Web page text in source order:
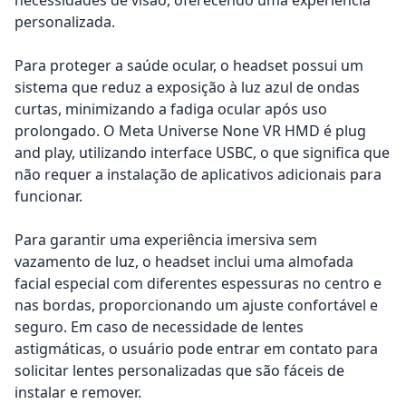
personalizada.
Para proteger a saúde ocular, o headset possui um
sistema que reduz a exposição à luz azul de ondas
curtas, minimizando a fadiga ocular após uso
prolongado. O Meta Universe None VR HMD é plug
and play, utilizando interface USBC, o que significa que
não requer a instalação de aplicativos adicionais para
funcionar.
Para garantir uma experiência imersiva sem
vazamento de luz, o headset inclui uma almofada
facial especial com diferentes espessuras no centro e
nas bordas, proporcionando um ajuste confortável e
seguro. Em caso de necessidade de lentes
astigmáticas, o usuário pode entrar em contato para
solicitar lentes personalizadas que são fáceis de
instalar e remover.